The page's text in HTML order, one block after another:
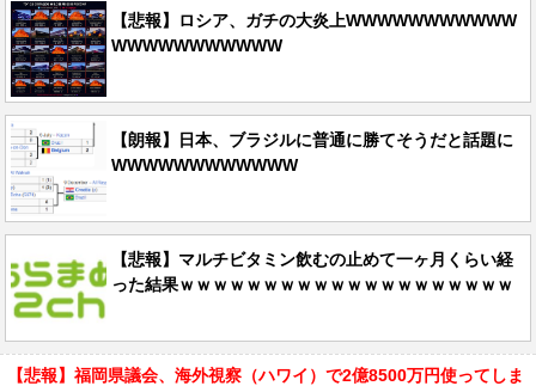
【悲報】ロシア、ガチの大炎上WWWWWWWWWWW
WWWWWWWWWWW
【朗報】日本、ブラジルに普通に勝てそうだと話題に
WWWWWWWWWWWW
【悲報】マルチビタミン飲むの止めて一ヶ月くらい経
った結果ｗｗｗｗｗｗｗｗｗｗｗｗｗｗｗｗｗｗｗｗ
【悲報】福岡県議会、海外視察（ハワイ）で2億8500万円使ってしま